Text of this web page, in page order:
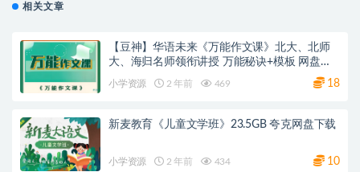
相关文章
【豆神】华语未来《万能作文课》北大、北师
大、海归名师领衔讲授 万能秘诀+模板 网盘下
载
小学资源 2 年前 469 18
新麦教育《儿童文学班》23.5GB 夸克网盘下载
小学资源 2 年前 434 10